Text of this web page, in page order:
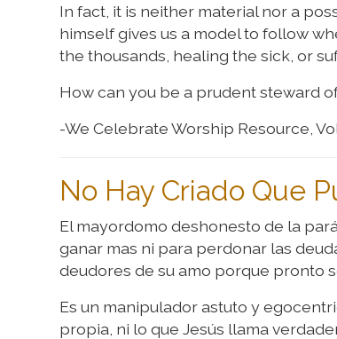
In fact, it is neither material nor a
himself gives us a model to follow
the thousands, healing the sick, or
How can you be a prudent steward
-We Celebrate Worship Resource,
No Hay Criado Que
El mayordomo deshonesto de la
ganar mas ni para perdonar las
deudores de su amo porque pronto
Es un manipulador astuto y
propia, ni lo que Jesús llama